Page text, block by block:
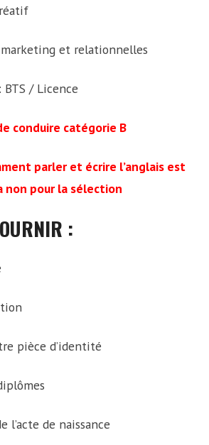
et relationnelles
BTS / Licence
conduire catégorie B
parler et écrire l’anglais est
non pour la sélection
:
pièce d’identité
l’acte de naissance